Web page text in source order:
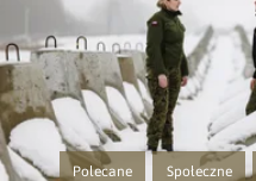
Polecane
Społeczne